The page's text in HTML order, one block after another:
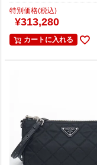
特別価格(税込)
¥313,280
カートに入れる